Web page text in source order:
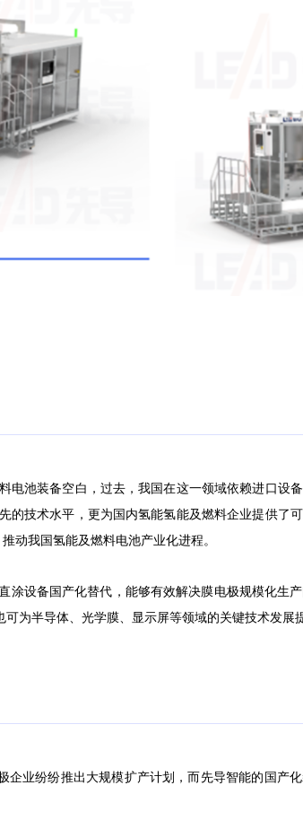
电池装备空白，过去，我国在这一领域依赖进口设
的技术水平，更为国内氢能氢能及燃料企业提供了
动我国氢能及燃料电池产业化进程。
涂设备国产化替代，能够有效解决膜电极规模化生
为半导体、光学膜、显示屏等领域的关键技术发展
企业纷纷推出大规模扩产计划，而先导智能的国产